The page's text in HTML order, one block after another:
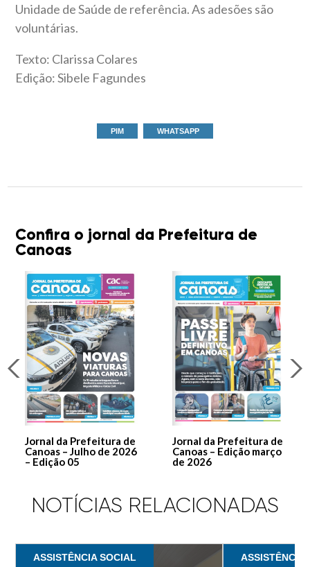
Unidade de Saúde de referência. As adesões são
voluntárias.
Texto: Clarissa Colares
Edição: Sibele Fagundes
PIM WHATSAPP
Confira o jornal da Prefeitura de
Canoas
Jornal da Prefeitura de
Canoas – Julho de 2026
– Edição 05
Jornal da Prefeitura de
Canoas – Edição março
de 2026
NOTÍCIAS RELACIONADAS
ASSISTÊNCIA SOCIAL ASSISTÊNCIA